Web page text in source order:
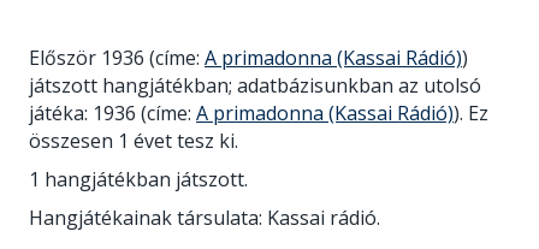
Először 1936 (címe: A primadonna (Kassai Rádió))
játszott hangjátékban; adatbázisunkban az utolsó
játéka: 1936 (címe: A primadonna (Kassai Rádió)). Ez
összesen 1 évet tesz ki.
1 hangjátékban játszott.
Hangjátékainak társulata: Kassai rádió.